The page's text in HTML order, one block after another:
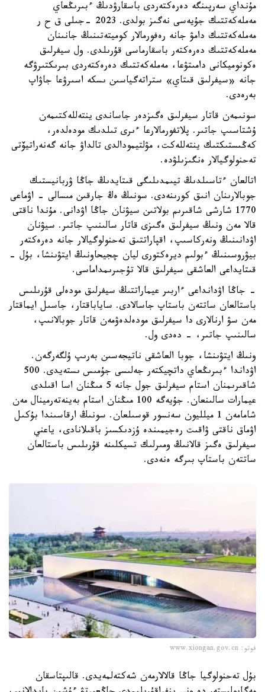
مۇنداي سەرپىنگە دەرەكتەردى باسقارۋدىڭ ءبىرىڭعاي
مەملەكەتتىك جۇيەسى نەگىز بولدى. 2023 -جىلى ق ح ر
مەملەكەتتىك دامۋ جانە رەفورمالار كوميتەتىنىڭ جانىنان
مەملەكەتتىك دەرەكتەر باسقارماسى قۇرىلدى. ول سيفرلىق
ەكونوميكانى دامىتۋعا، مەملەكەتتىك دەرەكتەردى بىرىكتىرۋگە
جانە «سيفرلىق قىتاي» ستراتەگياسىن ىسكە اسىرۋعا جاۋاپ
بەرەدى.
سونىمەن قاتار سيفرلىق ەگىزدەر جاساندى ينتەللەكتىمەن
ۇشتاسىپ جاتىر. پلاتفورمالارعا ءىرى تىلدىك مودەلدەر،
كەڭىستىكتىك ينتەللەكت، مۋلتيمودالدى تالداۋ جانە گەنەراتيۆتى
تەحنولوگيالار ەنگىزىلۋدە.
اتالعان ءتاسىلدىڭ تيىمدىلىگى قىتايدىڭ جاڭا ۋربانيستىك
جوبالارىنان انىق كورىنەدى. سونىڭ ەڭ جارقىن مىسالى - اۋماعى
1770 شارشى شاقىرىم بولاتىن سيۋنان جاڭا اۋدانى. مۇندا ناقتى
قالا مەن ونىڭ سيفرلىق ەگىزى قاتار سالىنىپ جاتىر. سيۋنان
اۋدانىنىڭ ونەركاسىپ، اقپاراتتىق تەحنولوگيالار جانە دەرەكتەر
بيۋروسىنىڭ ءبولىم ديرەكتورى ليان چجيحاونىڭ ايتۋىنشا، بۇل -
قىتايداعى العاشقى سيفرلىق قالا تۇجىرىمداماسى.
- جاڭا اۋدانداعى ءاربىر عيماراتتىڭ سيفرلىق مودەلى قۇرىلىس
باستالعان ساتتەن باستاپ جاسالادى. ساياباقتار، جاسىل ايماقتار
مەن سۋ ارنالارى دا سيفرلىق مودەلدەۋمەن قاتار جوبالانىپ،
سالىنىپ جاتىر، - دەدى ول.
ونىڭ ايتۋىنشا، جوبا العاشقى ناتيجەسىن بەرىپ ۇلگەرگەن.
اۋداندا ءبىرىڭعاي داتچيكتەر جەلىسى جۇمىس ىستەيدى. 500
شاقىرىمنان استام سيفرلىق جول جانە 5 مىڭنان اسا اقىلدى
عيمارات سالىنعان. جۇيەگە 100 مىڭنان استام بەينەتەرمينال مەن
شامامەن 1 ميلليون سەنسور قوسىلعان. سونىڭ ارقاسىندا بۇكىل
اۋماق ناقتى ۋاقىت رەجيمىندە ۇزدىكسىز باقىلانادى، ياعني
سيفرلىق ەگىز قالانىڭ ومىرلىك تسيكلىنە قۇرىلىس باستالعان
ساتتەن باستاپ بىرگە ەنەدى.
فوتو: www.xiongan.gov.cn
بۇل تەحنولوگيا جاڭا قالالارمەن شەكتەلمەيدى. قالىپتاسقان